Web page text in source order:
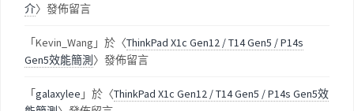
介〉發佈留言
「Kevin_Wang 」於〈ThinkPad X1c Gen12 / T14 Gen5 / P14s
Gen5效能簡測 〉發佈留言
「galaxylee 」於〈ThinkPad X1c Gen12 / T14 Gen5 / P14s Gen5效